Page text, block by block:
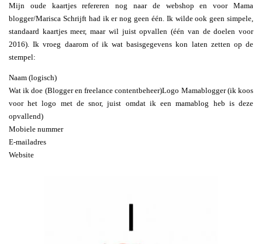
Mijn oude kaartjes refereren nog naar de webshop en voor Mama
blogger/Marisca Schrijft had ik er nog geen één. Ik wilde ook geen simpele,
standaard kaartjes meer, maar wil juist opvallen (één van de doelen voor
2016). Ik vroeg daarom of ik wat basisgegevens kon laten zetten op de
stempel:
Naam (logisch)
Wat ik doe (Blogger en freelance contentbeheer)Logo Mamablogger (ik koos
voor het logo met de snor, juist omdat ik een mamablog heb is deze
opvallend)
Mobiele nummer
E-mailadres
Website